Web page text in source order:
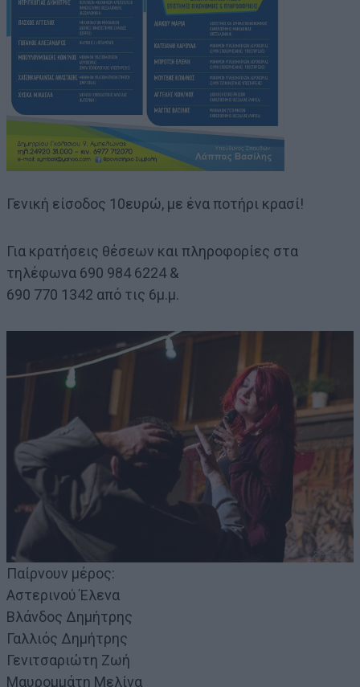
Γενική είσοδος 10ευρώ, με ένα ποτήρι κρασί!
Για κρατήσεις θέσεων και πληροφορίες στα
τηλέφωνα 690 984 6224 &
690 770 1342 από τις 6μ.μ.
Παίρνουν μέρος:
Αστερινού Έλενα
Βλάνδος Δημήτρης
Γαλλιός Δημήτρης
Γενιτσαριώτη Ζωή
Μαυρομμάτη Μελίνα